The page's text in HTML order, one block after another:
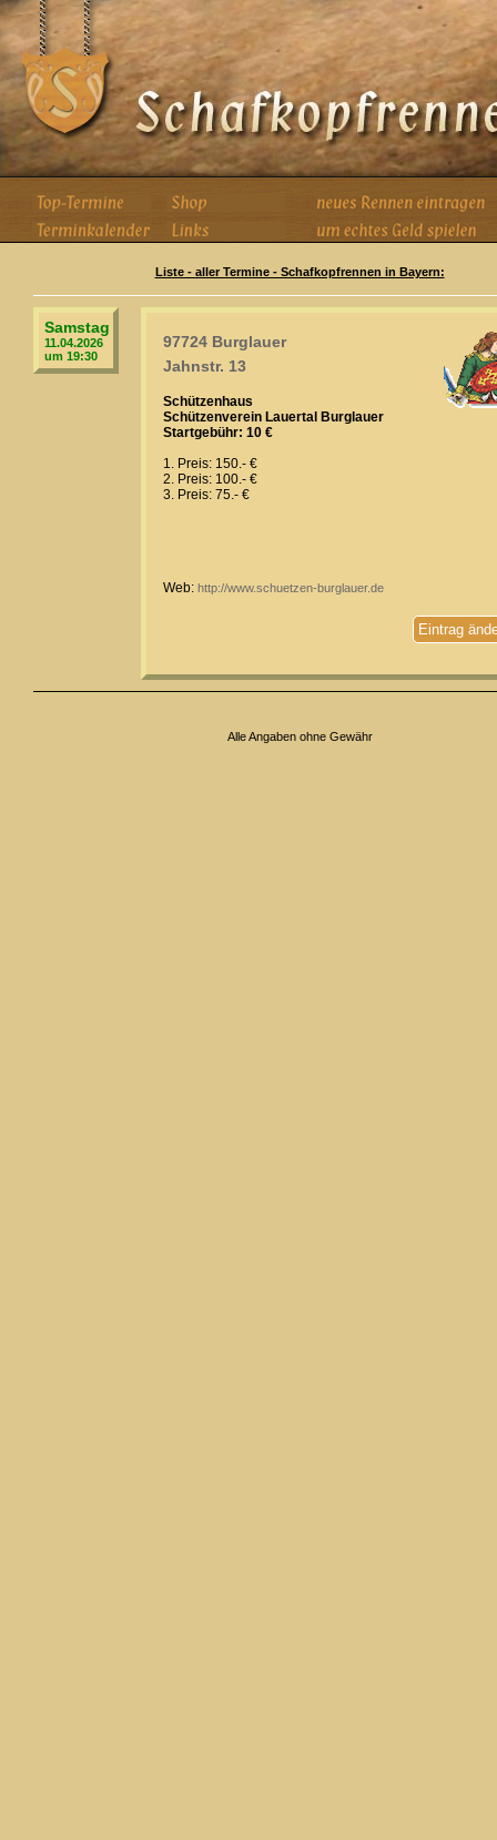
Liste - aller Termine - Schafkopfrennen in Bayern:
Samstag
11.04.2026
um 19:30
97724 Burglauer
Jahnstr. 13
Schützenhaus
Schützenverein Lauertal Burglauer
Startgebühr: 10 €
1. Preis: 150.- €
2. Preis: 100.- €
3. Preis: 75.- €
Web: http://www.schuetzen-burglauer.de
Eintrag
Alle Angaben ohne Gewähr